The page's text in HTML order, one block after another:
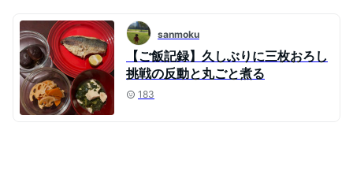
sanmoku
【ご飯記録】久しぶりに三枚おろし
挑戦の反動と丸ごと煮る
183